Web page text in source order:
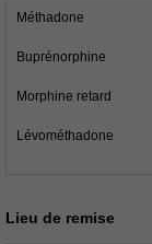
Méthadone
Buprénorphine
Morphine retard
Lévométhadone
Lieu de remise